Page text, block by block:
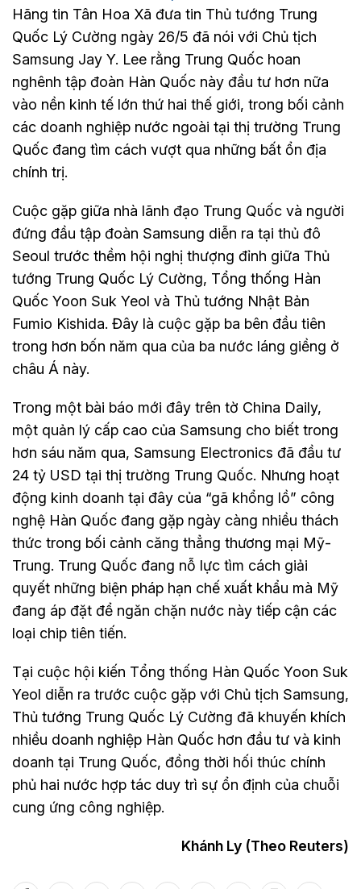
Hãng tin Tân Hoa Xã đưa tin Thủ tướng Trung
Quốc Lý Cường ngày 26/5 đã nói với Chủ tịch
Samsung Jay Y. Lee rằng Trung Quốc hoan
nghênh tập đoàn Hàn Quốc này đầu tư hơn nữa
vào nền kinh tế lớn thứ hai thế giới, trong bối cảnh
các doanh nghiệp nước ngoài tại thị trường Trung
Quốc đang tìm cách vượt qua những bất ổn địa
chính trị.
Cuộc gặp giữa nhà lãnh đạo Trung Quốc và người
đứng đầu tập đoàn Samsung diễn ra tại thủ đô
Seoul trước thềm hội nghị thượng đỉnh giữa Thủ
tướng Trung Quốc Lý Cường, Tổng thống Hàn
Quốc Yoon Suk Yeol và Thủ tướng Nhật Bản
Fumio Kishida. Đây là cuộc gặp ba bên đầu tiên
trong hơn bốn năm qua của ba nước láng giềng ở
châu Á này.
Trong một bài báo mới đây trên tờ China Daily,
một quản lý cấp cao của Samsung cho biết trong
hơn sáu năm qua, Samsung Electronics đã đầu tư
24 tỷ USD tại thị trường Trung Quốc. Nhưng hoạt
động kinh doanh tại đây của “gã khổng lồ” công
nghệ Hàn Quốc đang gặp ngày càng nhiều thách
thức trong bối cảnh căng thẳng thương mại Mỹ-
Trung. Trung Quốc đang nỗ lực tìm cách giải
quyết những biện pháp hạn chế xuất khẩu mà Mỹ
đang áp đặt để ngăn chặn nước này tiếp cận các
loại chip tiên tiến.
Tại cuộc hội kiến Tổng thống Hàn Quốc Yoon Suk
Yeol diễn ra trước cuộc gặp với Chủ tịch Samsung,
Thủ tướng Trung Quốc Lý Cường đã khuyến khích
nhiều doanh nghiệp Hàn Quốc hơn đầu tư và kinh
doanh tại Trung Quốc, đồng thời hối thúc chính
phủ hai nước hợp tác duy trì sự ổn định của chuỗi
cung ứng công nghiệp.
Khánh Ly (Theo Reuters)